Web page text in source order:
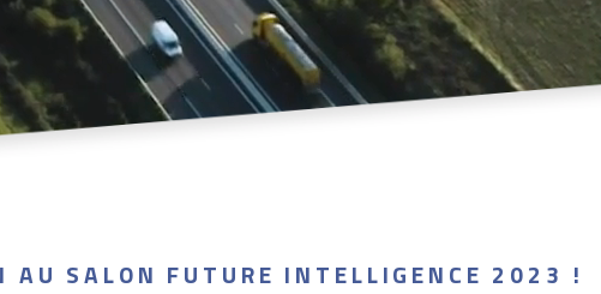
AU SALON FUTURE INTELLIGENCE 2023 !